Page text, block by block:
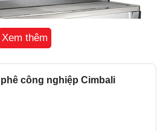
lợi
Xem thêm
công nghiệp Cimbali